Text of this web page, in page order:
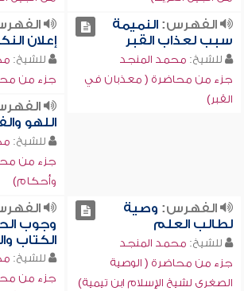
الفهرس:النميمة
سبب لعذاب القبر
للشيخ: محمد المنجد
جزء من محاضرة ( معذبان في
القبر)
إعلان
للشيخ:
جزء من
اللهو
للشيخ:
جزء من
وأحكام)
الفهرس: وصية
لطالب العلم
للشيخ: محمد المنجد
جزء من محاضرة ( الوصية
الصغرى لشيخ الإسلام ابن تيمية)
وجوب
الكتاب
للشيخ:
جزء من